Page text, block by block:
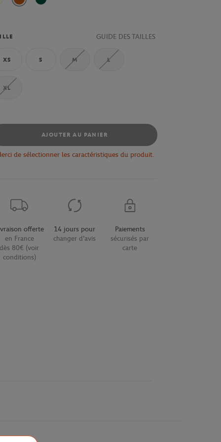
Terre Battue
Vert
GUIDE DES TAILLES
XS S M L
XL
AJOUTER AU PANIER
de sélectionner les caractéristiques du produit.
offerte
en France
dès 80€ (voir
conditions)
14 jours pour
changer d'avis
Paiements
sécurisés par
carte